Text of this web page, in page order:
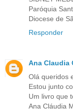
Paróquia
Diocese de
Responder
Ana Claudia
Olá queridos
Estou junto
Um livro que
Ana Cláudia